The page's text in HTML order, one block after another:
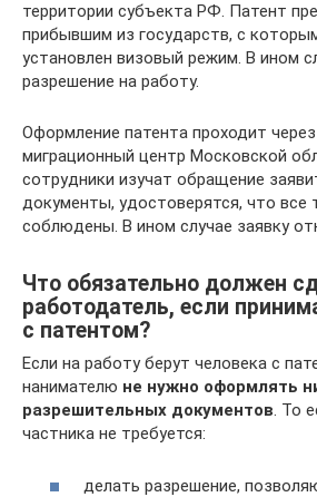
территории субъекта РФ. Патент
прибывшим из государств, с
установлен визовый режим. В ином
разрешение на работу.
Оформление патента проходит
миграционный центр Московской
сотрудники изучат обращение
документы, удостоверятся, что все
соблюдены. В ином случае заявку
Что обязательно должен
работодатель, если
с патентом?
Если на работу берут человека с
нанимателю не нужно оформлять
разрешительных документов. То
частника не требуется:
делать разрешение,